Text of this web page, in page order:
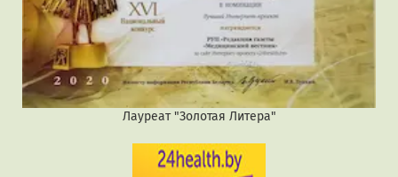
Лауреат "Золотая Литера"